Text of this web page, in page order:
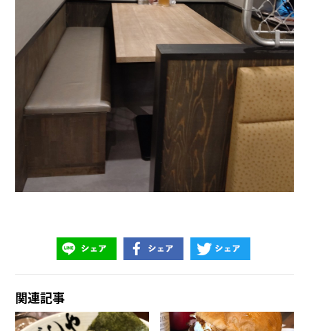
関連記事